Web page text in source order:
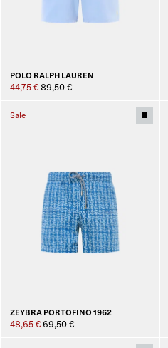
POLO RALPH LAUREN
44,75 € 89,50 €
Sale
ZEYBRA PORTOFINO 1962
48,65 € 69,50 €